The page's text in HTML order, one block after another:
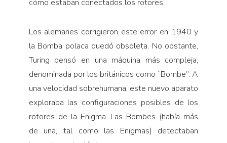
cómo estaban conectados los rotores.
Los alemanes corrigieron este error en 1940 y
la Bomba polaca quedó obsoleta. No obstante,
Turing pensó en una máquina más compleja,
denominada por los británicos como “Bombe”. A
una velocidad sobrehumana, este nuevo aparato
exploraba las configuraciones posibles de los
rotores de la Enigma. Las Bombes (había más
de una, tal como las Enigmas) detectaban